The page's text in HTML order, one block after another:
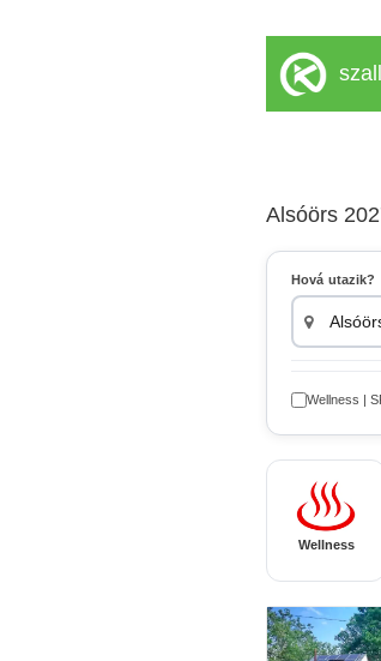
Alsóörs
Hová utazik?
Wellness |
Wellness